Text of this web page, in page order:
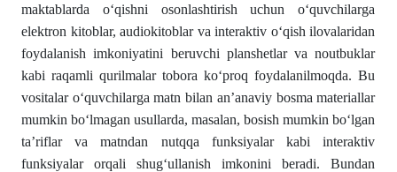
maktablarda oʻqishni osonlashtirish uchun oʻquvchilarga
elektron kitoblar, audiokitoblar va interaktiv oʻqish ilovalaridan
foydalanish imkoniyatini beruvchi planshetlar va noutbuklar
kabi raqamli qurilmalar tobora koʻproq foydalanilmoqda. Bu
vositalar oʻquvchilarga matn bilan anʼanaviy bosma materiallar
mumkin boʻlmagan usullarda, masalan, bosish mumkin boʻlgan
taʼriflar va matndan nutqqa funksiyalar kabi interaktiv
funksiyalar orqali shugʻullanish imkonini beradi. Bundan